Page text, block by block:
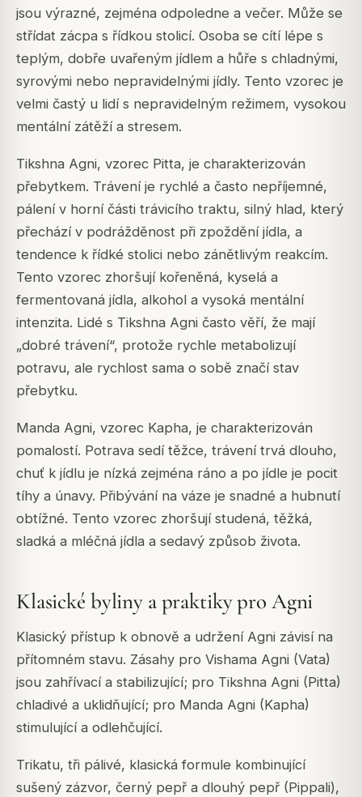
jsou výrazné, zejména odpoledne a večer. Může se
střídat zácpa s řídkou stolicí. Osoba se cítí lépe s
teplým, dobře uvařeným jídlem a hůře s chladnými,
syrovými nebo nepravidelnými jídly. Tento vzorec je
velmi častý u lidí s nepravidelným režimem, vysokou
mentální zátěží a stresem.
Tikshna Agni, vzorec Pitta, je charakterizován
přebytkem. Trávení je rychlé a často nepříjemné,
pálení v horní části trávicího traktu, silný hlad, který
přechází v podrážděnost při zpoždění jídla, a
tendence k řídké stolici nebo zánětlivým reakcím.
Tento vzorec zhoršují kořeněná, kyselá a
fermentovaná jídla, alkohol a vysoká mentální
intenzita. Lidé s Tikshna Agni často věří, že mají
„dobré trávení“, protože rychle metabolizují
potravu, ale rychlost sama o sobě značí stav
přebytku.
Manda Agni, vzorec Kapha, je charakterizován
pomalostí. Potrava sedí těžce, trávení trvá dlouho,
chuť k jídlu je nízká zejména ráno a po jídle je pocit
tíhy a únavy. Přibývání na váze je snadné a hubnutí
obtížné. Tento vzorec zhoršují studená, těžká,
sladká a mléčná jídla a sedavý způsob života.
Klasické byliny a praktiky pro Agni
Klasický přístup k obnově a udržení Agni závisí na
přítomném stavu. Zásahy pro Vishama Agni (Vata)
jsou zahřívací a stabilizující; pro Tikshna Agni (Pitta)
chladivé a uklidňující; pro Manda Agni (Kapha)
stimulující a odlehčující.
Trikatu, tři pálivé, klasická formule kombinující
sušený zázvor, černý pepř a dlouhý pepř (Pippali),